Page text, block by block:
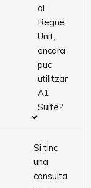
al
Regne
Unit,
encara
puc
utilitzar
A1
Suite?
Si tinc
una
consulta